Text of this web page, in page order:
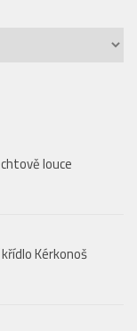
louce
Kérkonoš